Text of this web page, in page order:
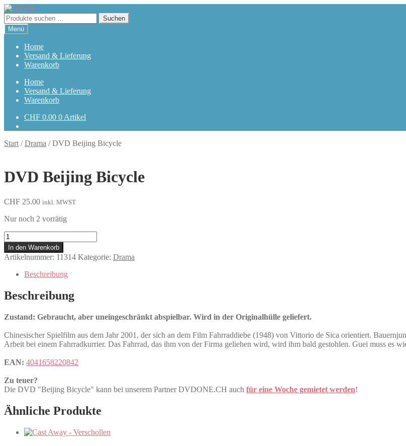
Zur
Navigation
springen
Zum
Inhalt
springen
Suchen
nach:
Suchen
Menü
Home
Versand & Lieferung
Warenkorb
Home
Versand & Lieferung
Warenkorb
CHF 0.00 0 Artikel
Start /Drama /DVD Beijing Bicycle
DVD Beijing Bicycle
CHF 25.00 inkl. MWST
Nur noch 2 vorrätig
Beijing
Bicycle
Menge
In den Warenkorb
Artikelnummer: 11314 Kategorie: Drama
Beschreibung
Beschreibung
Zustand: Gebraucht, aber uneingeschränkt abspielbar. Wird in der Originalhülle geliefert.
Chinesischer Spielfilm aus dem Jahr 2001, der sich an dem Film Fahrraddiebe (1948) von Vittorio de Sica orientiert.
Arbeit bei einem Fahrradkurrier. Das Fahrrad, das ihm von der Firma geliehen wird, wird ihm bald gestohlen. Guei muss es
EAN: 4041658220842
Zu teuer?
Die DVD "Beijing Bicycle" kann bei unserem Partner DVDONE.CH auch für eine Woche gemietet werden!
Ähnliche Produkte